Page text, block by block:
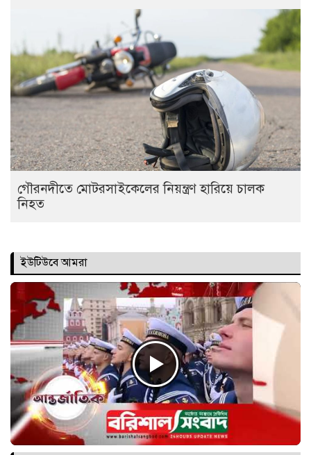
গৌরনদীতে মোটরসাইকেলের নিয়ন্ত্রণ হারিয়ে চালক
নিহত
ইউটিউবে আমরা